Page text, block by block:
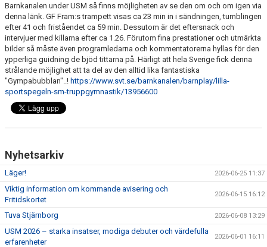
Barnkanalen under USM så finns möjligheten av se den om och om igen via
denna länk. GF Fram:s trampett visas ca 23 min in i sändningen, tumblingen
efter 41 och friståendet ca 59 min. Dessutom är det eftersnack och
intervjuer med killarna efter ca 1.26. Förutom fina prestationer och utmärkta
bilder så måste även programledarna och kommentatorerna hyllas för den
ypperliga guidning de bjöd tittarna på. Härligt att hela Sverige fick denna
strålande möjlighet att ta del av den alltid lika fantastiska
"Gympabubblan"..! https://www.svt.se/barnkanalen/barnplay/lilla-
sportspegeln-sm-truppgymnastik/13956600
Nyhetsarkiv
Läger! 2026-06-25 11:37
Viktig information om kommande avisering och
Fritidskortet
2026-06-15 16:12
Tuva Stjärnborg 2026-06-08 13:29
USM 2026 – starka insatser, modiga debuter och värdefulla
erfarenheter
2026-06-01 16:11